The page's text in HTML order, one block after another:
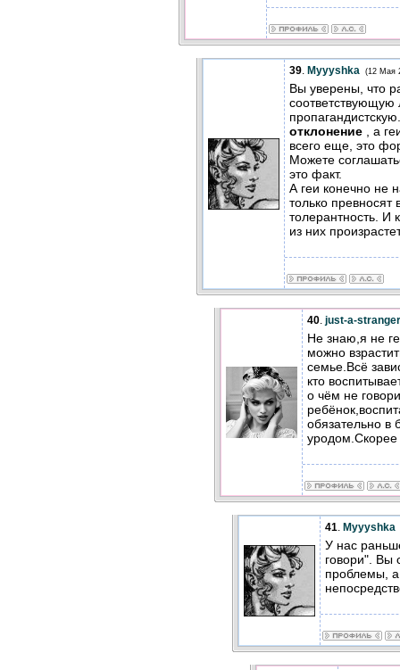
39. Myyyshka (12 Мая
Вы уверены, что
соответствующую
отклонение
, а
всего еще, это
Можете
это факт.
А геи конечно не
только превносят
толерантность. И
из них
40. just-a-stranger
Не знаю,я не
можно
семье.Всё
кто
о чём не
обязательно в
уродом.Скорее
41. Myyyshka
У нас
говори". Вы
проблемы, а